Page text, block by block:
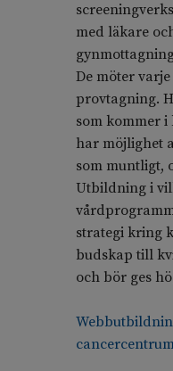
med läkare
De möter
provtagning.
som kommer
har möjlighet
som muntligt,
Utbildning i
strategi kring
budskap till
och bör ges